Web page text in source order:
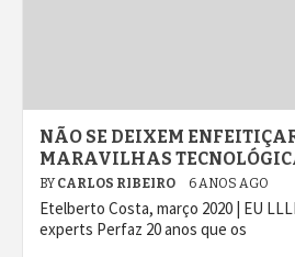
NÃO SE DEIXEM
MARAVILHAS
BY CARLOS RIBEIRO 6 ANOS AGO
Etelberto Costa, março 2020 | EU
experts Perfaz 20 anos que os